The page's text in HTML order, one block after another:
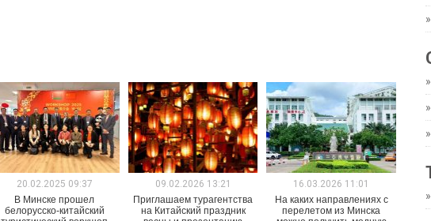
20.02.2025 09:37
В Минске прошел
белорусско-китайский
09.02.2026 13:21
Приглашаем турагентства
на Китайский праздник
16.03.2026 11:01
На каких направлениях с
перелетом из Минска
»